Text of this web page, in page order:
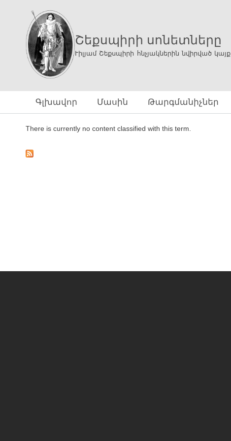
Շեքսպիրի սոնետները
Ւիլյամ Շեքսպիրի հնչյակներին նվիրված կայք
Գլխավոր Մասին Թարգմանիչներ
There is currently no content classified with this term.